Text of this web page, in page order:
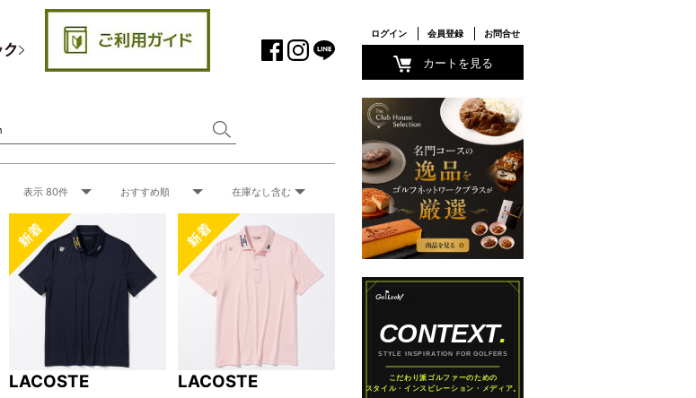
LACOSTE LACOSTE
ログイン 会員登録 お問合せ
カートを見る